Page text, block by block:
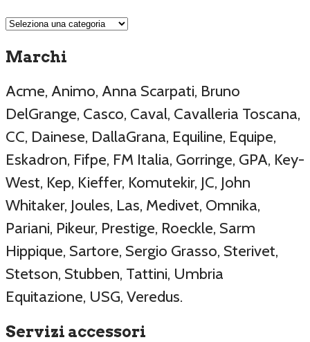
Marchi
Acme, Animo, Anna Scarpati, Bruno
DelGrange, Casco, Caval, Cavalleria Toscana,
CC, Dainese, DallaGrana, Equiline, Equipe,
Eskadron, Fifpe, FM Italia, Gorringe, GPA, Key-
West, Kep, Kieffer, Komutekir, JC, John
Whitaker, Joules, Las, Medivet, Omnika,
Pariani, Pikeur, Prestige, Roeckle, Sarm
Hippique, Sartore, Sergio Grasso, Sterivet,
Stetson, Stubben, Tattini, Umbria
Equitazione, USG, Veredus.
Servizi accessori